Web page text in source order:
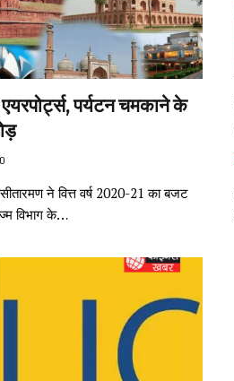
पर्यटन चमकाने के
सीतारमण ने वित्त वर्ष 2020-21 का बजट
विभाग के…